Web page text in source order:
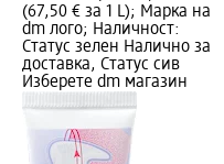
(67,50 € за 1 L); Марка на
dm лого; Наличност:
Статус зелен Налично за
доставка, Статус сив
Изберете dm магазин